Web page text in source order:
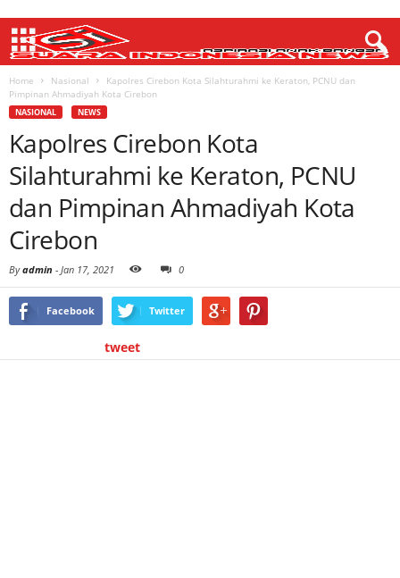
Home Nasional
Kapolres Cirebon Kota Silahturahmi ke Keraton, PCNU dan
Pimpinan Ahmadiyah Kota Cirebon
NASIONAL NEWS
Kapolres Cirebon Kota
Silahturahmi ke Keraton, PCNU
dan Pimpinan Ahmadiyah Kota
Cirebon
Byadmin - Jan 17, 2021 0
Facebook Twitter
tweet